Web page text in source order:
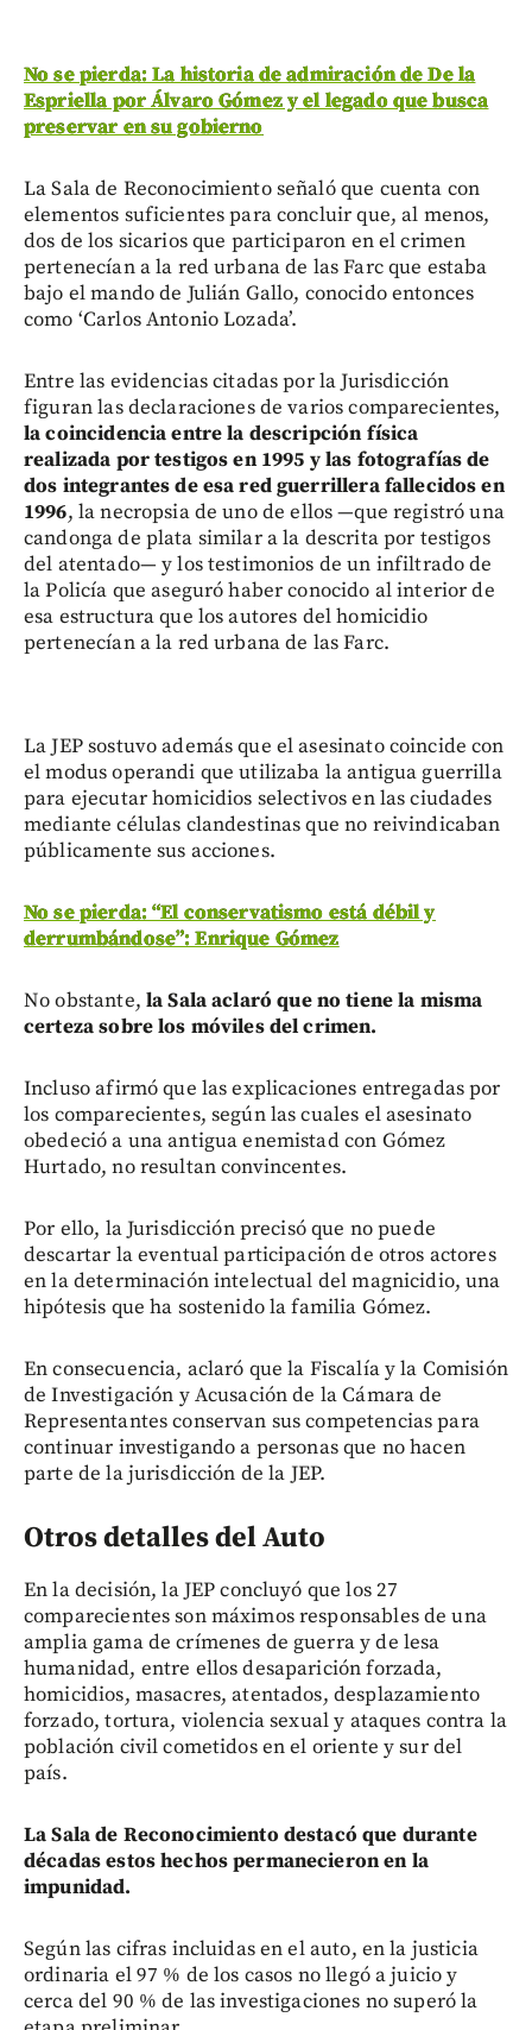
No se pierda: La historia de admiración de De la
Espriella por Álvaro Gómez y el legado que busca
preservar en su gobierno
La Sala de Reconocimiento señaló que cuenta con
elementos suficientes para concluir que, al menos,
dos de los sicarios que participaron en el crimen
pertenecían a la red urbana de las Farc que estaba
bajo el mando de Julián Gallo, conocido entonces
como ‘Carlos Antonio Lozada’.
Entre las evidencias citadas por la Jurisdicción
figuran las declaraciones de varios comparecientes,
la coincidencia entre la descripción física
realizada por testigos en 1995 y las fotografías de
dos integrantes de esa red guerrillera fallecidos en
1996, la necropsia de uno de ellos —que registró una
candonga de plata similar a la descrita por testigos
del atentado— y los testimonios de un infiltrado de
la Policía que aseguró haber conocido al interior de
esa estructura que los autores del homicidio
pertenecían a la red urbana de las Farc.
La JEP sostuvo además que el asesinato coincide con
el modus operandi que utilizaba la antigua guerrilla
para ejecutar homicidios selectivos en las ciudades
mediante células clandestinas que no reivindicaban
públicamente sus acciones.
No se pierda: “El conservatismo está débil y
derrumbándose”: Enrique Gómez
No obstante, la Sala aclaró que no tiene la misma
certeza sobre los móviles del crimen.
Incluso afirmó que las explicaciones entregadas por
los comparecientes, según las cuales el asesinato
obedeció a una antigua enemistad con Gómez
Hurtado, no resultan convincentes.
Por ello, la Jurisdicción precisó que no puede
descartar la eventual participación de otros actores
en la determinación intelectual del magnicidio, una
hipótesis que ha sostenido la familia Gómez.
En consecuencia, aclaró que la Fiscalía y la Comisión
de Investigación y Acusación de la Cámara de
Representantes conservan sus competencias para
continuar investigando a personas que no hacen
parte de la jurisdicción de la JEP.
Otros detalles del Auto
En la decisión, la JEP concluyó que los 27
comparecientes son máximos responsables de una
amplia gama de crímenes de guerra y de lesa
humanidad, entre ellos desaparición forzada,
homicidios, masacres, atentados, desplazamiento
forzado, tortura, violencia sexual y ataques contra la
población civil cometidos en el oriente y sur del
país.
La Sala de Reconocimiento destacó que durante
décadas estos hechos permanecieron en la
impunidad.
Según las cifras incluidas en el auto, en la justicia
ordinaria el 97 % de los casos no llegó a juicio y
cerca del 90 % de las investigaciones no superó la